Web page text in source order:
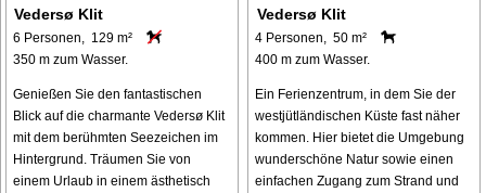
Vedersø Klit
6 Personen, 129 m²
350 m zum Wasser.
Genießen Sie den fantastischen
Blick auf die charmante Vedersø Klit
mit dem berühmten Seezeichen im
Hintergrund. Träumen Sie von
einem Urlaub in einem ästhetisch
Vedersø Klit
4 Personen, 50 m²
400 m zum Wasser.
Ein Ferienzentrum, in dem Sie der
westjütländischen Küste fast näher
kommen. Hier bietet die Umgebung
wunderschöne Natur sowie einen
einfachen Zugang zum Strand und